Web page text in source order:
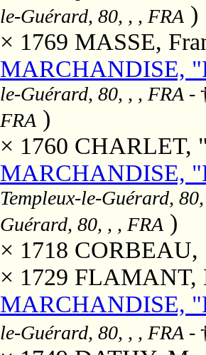
le-Guérard, 80, , , FRA )
× 1769 MASSE,
MARCHANDISE,
le-Guérard, 80, , , FRA -
FRA )
× 1760 CHARLET,
MARCHANDISE,
Templeux-le-Guérard,
Guérard, 80, , , FRA )
× 1718 CORBEAU,
× 1729 FLAMANT,
MARCHANDISE,
le-Guérard, 80, , , FRA -